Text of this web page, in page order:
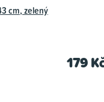
cm, zelený
179